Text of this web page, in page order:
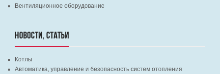
Вентиляционное оборудование
НОВОСТИ, СТАТЬИ
Котлы
Автоматика, управление и безопасность систем отопления